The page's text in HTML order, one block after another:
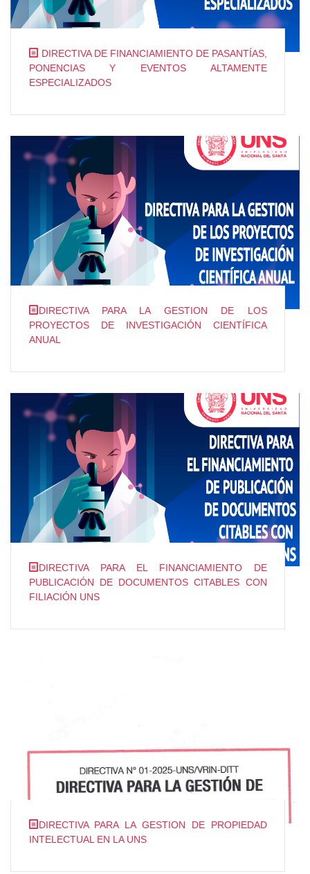
DIRECTIVA DE FINANCIAMIENTO DE PASANTÍAS,
PONENCIAS Y EVENTOS ALTAMENTE
ESPECIALIZADOS
DIRECTIVA PARA LA GESTION DE LOS
PROYECTOS DE INVESTIGACIÓN CIENTÍFICA
ANUAL
DIRECTIVA PARA EL FINANCIAMIENTO DE
PUBLICACIÓN DE DOCUMENTOS CITABLES CON
FILIACIÓN UNS
DIRECTIVA PARA LA GESTION DE PROPIEDAD
INTELECTUAL EN LA UNS